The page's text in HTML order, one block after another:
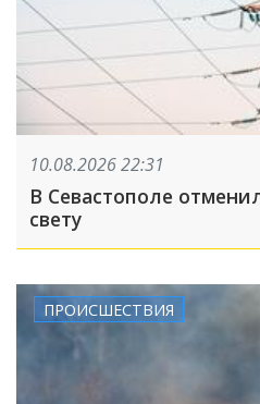
10.08.2026 22:31
В Севастополе
свету
ПРОИСШЕСТВИЯ